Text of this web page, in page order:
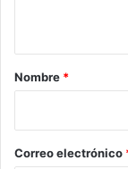
r
*
Nombre *
Correo electrónico